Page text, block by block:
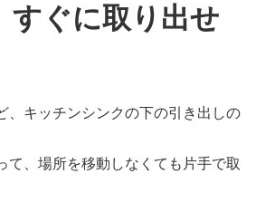
すぐに取り出せ
、キッチンシンクの下の引き出しの
て、場所を移動しなくても片手で取